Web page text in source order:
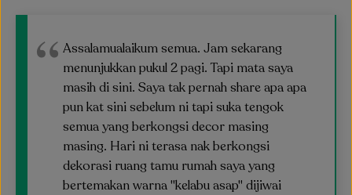
Assalamualaikum semua. Jam sekarang
menunjukkan pukul 2 pagi. Tapi mata saya
masih di sini. Saya tak pernah share apa apa
pun kat sini sebelum ni tapi suka tengok
semua yang berkongsi decor masing
masing. Hari ni terasa nak berkongsi
dekorasi ruang tamu rumah saya yang
bertemakan warna "kelabu asap" dijiwai